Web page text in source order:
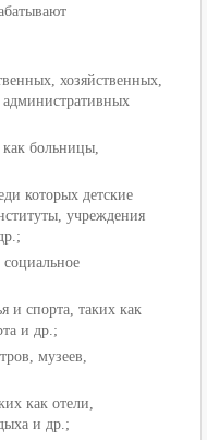
хозяйственных,
больницы,
которых детские
учреждения
и спорта, таких как
и др.;
музеев,
как отели,
и др.;